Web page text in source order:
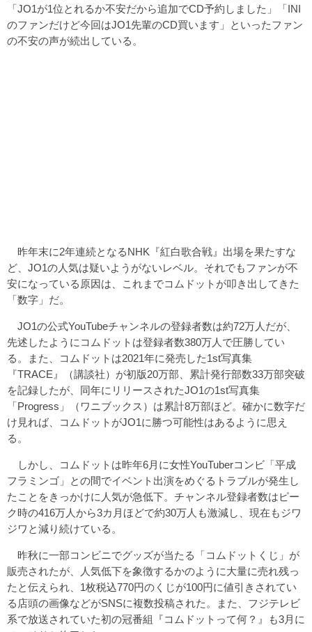
「JO1が1位とれるか不安だから追加でCD予約しました」「INI
のファンだけど今回はJO1先輩のCD買います」といったファン
の不安の声が続出している。
昨年末に2年連続となるNHK『紅白歌合戦』出場を果たすな
ど、JO1の人気は疑いようがないレベル。それでもファンが不
安になっている原因は、これまでコムドットが叩き出してきた
「数字」だ。
JO1の公式YouTubeチャンネルの登録者数は約72万人だが、
先述したようにコムドットは登録者数380万人で圧勝してい
る。また、コムドットは2021年に発売した1st写真集
『TRACE』（講談社）が初版20万部、累計発行部数33万部突破
を記録したが、同年にリリースされたJO1の1st写真集
「Progress」（ワニブックス）は累計8万部ほど。確かに数字だ
け見れば、コムドットがJO1に勝つ可能性はあるように思え
る。
しかし、コムドットは昨年6月に女性YouTuberコンビ「平成
フラミンゴ」との間でイベント出演をめぐるトラブルが発生し
たことをきっかけに人気が急低下。チャンネル登録者数はピー
ク時の416万人から3カ月ほどで約30万人も激減し、現在もジワ
ジワと減り続けている。
昨秋に一部コンビニでグッズが当たる「コムドットくじ」が
販売されたが、人気低下を象徴するかのように大量に売れ残っ
たと伝えられ、1枚税込770円のくじが100円に値引きされてい
る店頭の画像などがSNSに複数投稿された。また、フジテレビ
系で放送されていた初の冠番組『コムドットって何？』も3月に